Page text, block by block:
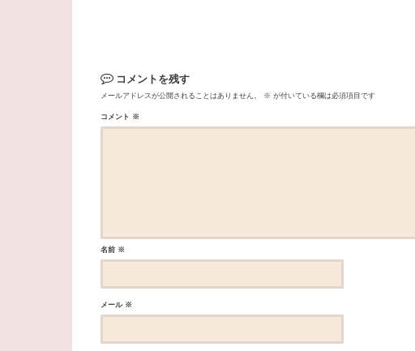
コメントを残す
メールアドレスが公開されることはありません。 ※ が付いている欄は必須項目です
コメント ※
名前 ※
メール ※